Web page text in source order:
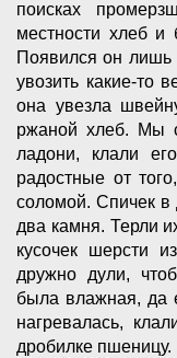
поисках
местности хлеб
Появился он
увозить какие-то
она увезла
ржаной хлеб. Мы
ладони, клали
радостные от
соломой. Спичек
два камня. Терли
кусочек шерсти
дружно дули,
была влажная, да
нагревалась,
дробилке